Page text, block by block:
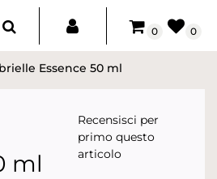
0 0
Essence 50 ml
ml
Recensisci per
primo questo
articolo